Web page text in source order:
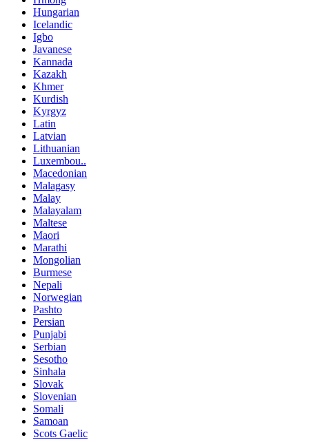
Hungarian
Icelandic
Igbo
Javanese
Kannada
Kazakh
Khmer
Kurdish
Kyrgyz
Latin
Latvian
Lithuanian
Luxembou..
Macedonian
Malagasy
Malay
Malayalam
Maltese
Maori
Marathi
Mongolian
Burmese
Nepali
Norwegian
Pashto
Persian
Punjabi
Serbian
Sesotho
Sinhala
Slovak
Slovenian
Somali
Samoan
Scots Gaelic